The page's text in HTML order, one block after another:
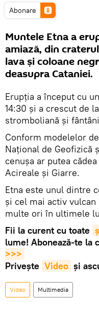
Abonare
Muntele Etna a
amiază, din
lava și coloane
deasupra Cataniei.
Erupția a început cu
14:30 și a crescut de
stromboliană și
Conform modelelor
Național de Geofizică
cenușa ar putea
Acireale și Giarre.
Etna este unul dintre
și cel mai activ vulcan
multe ori în ultimele
Fii la curent cu toate
lume! Abonează-te la
>>>
Privește Video și
Video Multimedia